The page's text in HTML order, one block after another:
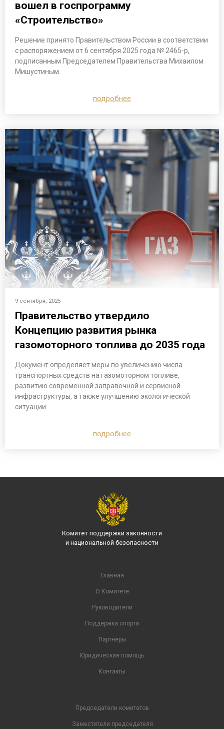
вошел в госпрограмму
«Строительство»
Решение принято Правительством России в соответствии
с распоряжением от 6 сентября 2025 года № 2465-р,
подписанным Председателем Правительства Михаилом
Мишустиным.
подробнее
9 сентября, 2025
Правительство утвердило
Концепцию развития рынка
газомоторного топлива до 2035 года
Документ определяет меры по увеличению числа
транспортных средств на газомоторном топливе,
развитию современной заправочной и сервисной
инфраструктуры, а также улучшению экологической
ситуации…
подробнее
Комитет поддержки законности
и национальной безопасности
Главная
О Комитете
Руководители
Поддержка спорта
Партнеры
Юридическая помощь
Контакты
Председатели комитетов
Заместители председателя